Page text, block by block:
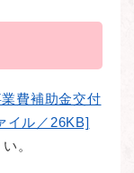
費補助金交付
イル／26KB]
。